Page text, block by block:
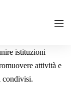
istituzioni
attività e
condivisi.